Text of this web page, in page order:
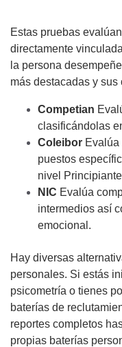
Estas pruebas
directamente
la persona
más destacadas y
Competian
clasificándolas
Coleibor
puestos
nivel
NIC Evalúa
intermedios así
emocional.
Hay diversas
personales. Si estás
psicometría o tienes
baterías de
reportes completos
propias baterías